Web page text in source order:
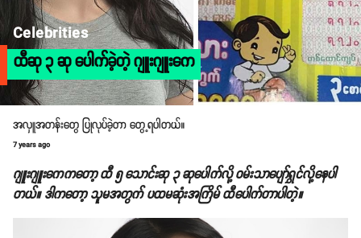
Celebrities
ထီဆု ၃ ဆု ပေါက်ခဲ့တဲ့ ဂျူးဂျူးကေ
အလှူအတန်းတွေ ပြုလုပ်ခဲ့တာ တွေ့ရပါတယ်။
7 years ago
ဂျူးဂျူးကေကတော့ ထီ ၅ သောင်းဆု ၃ ဆုပေါက်လို့ ဝမ်းသာပျော်ရွှင်လို့နေပါ
တယ်။ ဒါကတော့ သူမအတွက် ပထမဆုံးအကြိမ် ထီပေါက်တာပါတဲ့။